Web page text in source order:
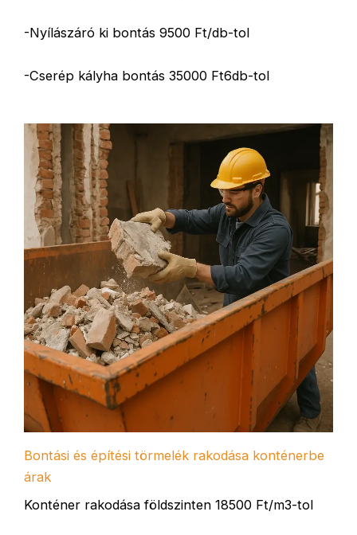
-Nyílászáró ki bontás 9500 Ft/db-tol
-Cserép kályha bontás 35000 Ft6db-tol
Bontási és építési törmelék rakodása konténerbe
árak
Konténer rakodása földszinten 18500 Ft/m3-tol